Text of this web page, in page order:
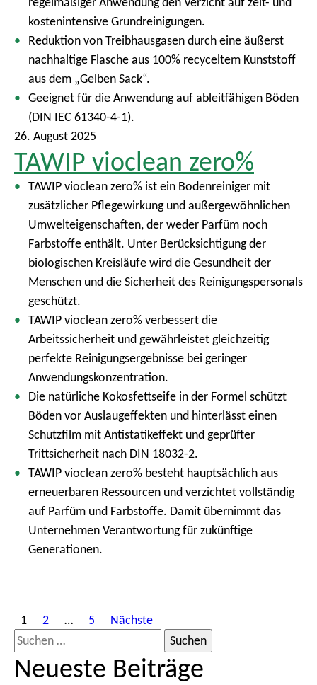
kostenintensive Grundreinigungen.
Reduktion von Treibhausgasen durch eine äußerst
nachhaltige Flasche aus 100% recyceltem Kunststoff
aus dem „Gelben Sack“.
Geeignet für die Anwendung auf ableitfähigen Böden
(DIN IEC 61340-4-1).
26. August 2025
TAWIP vioclean zero%
TAWIP vioclean zero% ist ein Bodenreiniger mit
zusätzlicher Pflegewirkung und außergewöhnlichen
Umwelteigenschaften, der weder Parfüm noch
Farbstoffe enthält. Unter Berücksichtigung der
biologischen Kreisläufe wird die Gesundheit der
Menschen und die Sicherheit des Reinigungspersonals
geschützt.
TAWIP vioclean zero% verbessert die
Arbeitssicherheit und gewährleistet gleichzeitig
perfekte Reinigungsergebnisse bei geringer
Anwendungskonzentration.
Die natürliche Kokosfettseife in der Formel schützt
Böden vor Auslaugeffekten und hinterlässt einen
Schutzfilm mit Antistatikeffekt und geprüfter
Trittsicherheit nach DIN 18032-2.
TAWIP vioclean zero% besteht hauptsächlich aus
erneuerbaren Ressourcen und verzichtet vollständig
auf Parfüm und Farbstoffe. Damit übernimmt das
Unternehmen Verantwortung für zukünftige
Generationen.
e
i
t
1 2 … 5
Nächste
S
u
cNeueste Beiträge